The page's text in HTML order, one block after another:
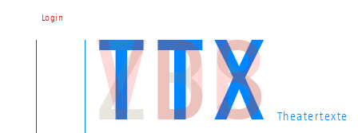
Theatertexte
Login